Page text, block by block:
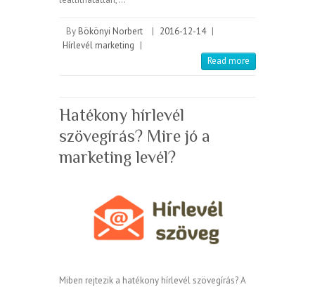
By Bökönyi Norbert | 2016-12-14 |
Hírlevél marketing |
Read more
Hatékony hírlevél
szövegírás? Mire jó a
marketing levél?
Miben rejtezik a hatékony hírlevél szövegírás? A